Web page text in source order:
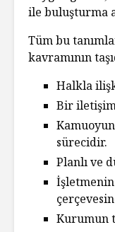
ile buluşturma
Tüm bu
kavramının
Halkla
Bir
sürecidir.
Planlı ve
Kurumun